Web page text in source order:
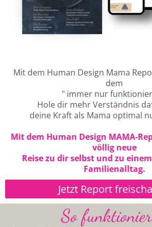
Mit dem Human Design Mama
dem
" immer nur
Hole dir mehr Verständnis
deine Kraft als Mama optimal
Mit dem Human Design MAMA-
völlig neue
Reise zu dir selbst und zu
Familienalltag.
Jetzt Report
So